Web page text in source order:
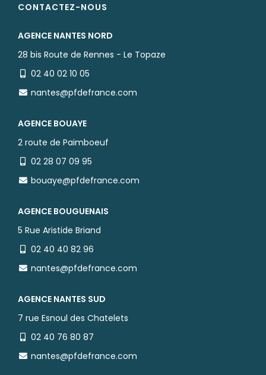
CONTACTEZ-NOUS
AGENCE NANTES NORD
28 bis Route de Rennes - Le Topaze
02 40 02 10 05
nantes@pfdefrance.com
AGENCE BOUAYE
2 route de Paimboeuf
02 28 07 09 95
bouaye@pfdefrance.com
AGENCE BOUGUENAIS
5 Rue Aristide Briand
02 40 40 82 96
nantes@pfdefrance.com
AGENCE NANTES SUD
7 rue Esnoul des Chatelets
02 40 76 80 87
nantes@pfdefrance.com